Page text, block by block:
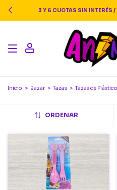
3 Y 6 CUOTAS SIN INTERÉS
Inicio > Bazar > Tazas > Tazas de Plástico
ORDENAR